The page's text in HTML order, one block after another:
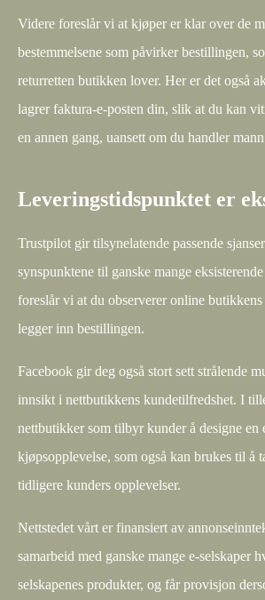
Videre foreslår vi at kjøper er klar over de
bestemmelsene som påvirker bestillingen,
returretten butikken lover. Her er det også
lagrer faktura-e-posten din, slik at du kan
en annen gang, uansett om du handler
Leveringstidspunktet er
Trustpilot gir tilsynelatende passende
synspunktene til ganske mange
foreslår vi at du observerer online
legger inn bestillingen.
Facebook gir deg også stort sett strålende
innsikt i nettbutikkens kundetilfredshet. I
nettbutikker som tilbyr kunder å designe en
kjøpsopplevelse, som også kan brukes til å
tidligere kunders opplevelser.
Nettstedet vårt er finansiert av
samarbeid med ganske mange e-selskaper
selskapenes produkter, og får provisjon